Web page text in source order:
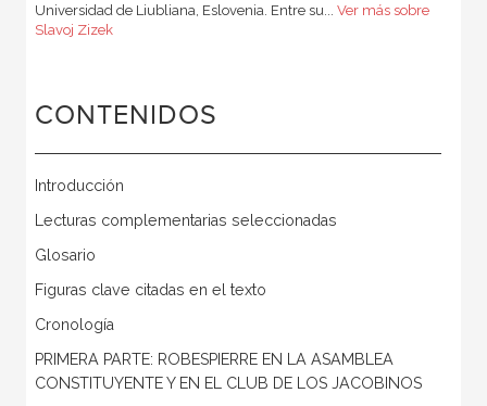
Universidad de Liubliana, Eslovenia. Entre su... Ver más sobre
Slavoj Zizek
CONTENIDOS
Introducción
Lecturas complementarias seleccionadas
Glosario
Figuras clave citadas en el texto
Cronología
PRIMERA PARTE: ROBESPIERRE EN LA ASAMBLEA
CONSTITUYENTE Y EN EL CLUB DE LOS JACOBINOS